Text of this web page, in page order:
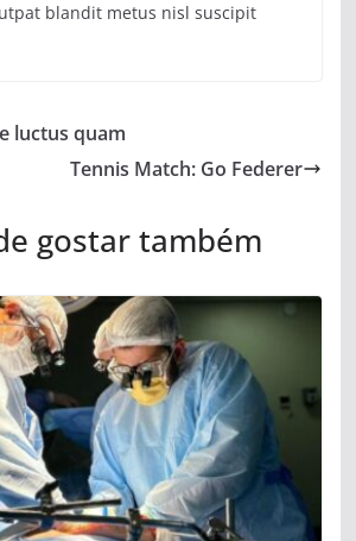
blandit metus nisl suscipit
luctus quam
Tennis Match: Go Federer
gostar também